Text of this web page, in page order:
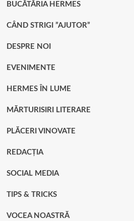
BUCĂTĂRIA HERMES
CÂND STRIGI ”AJUTOR”
DESPRE NOI
EVENIMENTE
HERMES ÎN LUME
MĂRTURISIRI LITERARE
PLĂCERI VINOVATE
REDACȚIA
SOCIAL MEDIA
TIPS & TRICKS
VOCEA NOASTRĂ